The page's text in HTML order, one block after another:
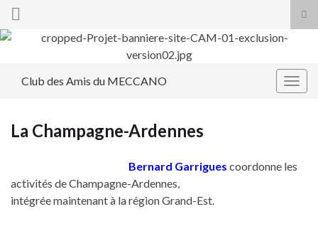
Search for:
Club des Amis du MECCANO
La Champagne-Ardennes
Bernard Garrigues coordonne les
activités de Champagne-Ardennes,
intégrée maintenant à la région Grand-Est.